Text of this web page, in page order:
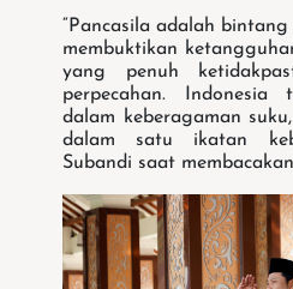
“Pancasila adalah
membuktikan
yang penuh
perpecahan.
dalam keberagaman
dalam satu ikatan
Subandi saat